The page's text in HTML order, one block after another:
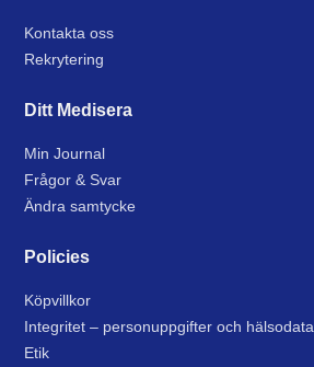
Kontakta oss
Rekrytering
Ditt Medisera
Min Journal
Frågor & Svar
Ändra samtycke
Policies
Köpvillkor
Integritet – personuppgifter och hälsodata
Etik